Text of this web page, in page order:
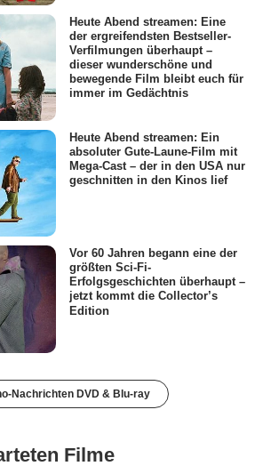
Heute Abend streamen: Eine
der ergreifendsten Bestseller-
Verfilmungen überhaupt –
dieser wunderschöne und
bewegende Film bleibt euch für
immer im Gedächtnis
Heute Abend streamen: Ein
absoluter Gute-Laune-Film mit
Mega-Cast – der in den USA nur
geschnitten in den Kinos lief
Vor 60 Jahren begann eine der
größten Sci-Fi-
Erfolgsgeschichten überhaupt –
jetzt kommt die Collector’s
Edition
Nachrichten DVD & Blu-ray
Filme